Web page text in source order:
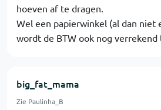
hoeven af te dragen.
Wel een papierwinkel (al dan niet
wordt de BTW ook nog verrekend
big_fat_mama
Zie Paulinha_B